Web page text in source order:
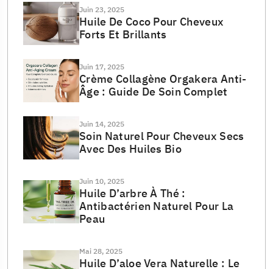
Juin 23, 2025
Huile De Coco Pour Cheveux
Forts Et Brillants
Juin 17, 2025
Crème Collagène Orgakera Anti-
Âge : Guide De Soin Complet
Juin 14, 2025
Soin Naturel Pour Cheveux Secs
Avec Des Huiles Bio
Juin 10, 2025
Huile D’arbre À Thé :
Antibactérien Naturel Pour La
Peau
Mai 28, 2025
Huile D’aloe Vera Naturelle : Le